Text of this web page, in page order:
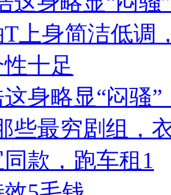
身略显“闷骚